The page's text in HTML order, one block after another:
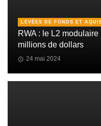
LEVÉES DE FONDS ET
RWA : le L2
millions de dollars
24 mai 2024